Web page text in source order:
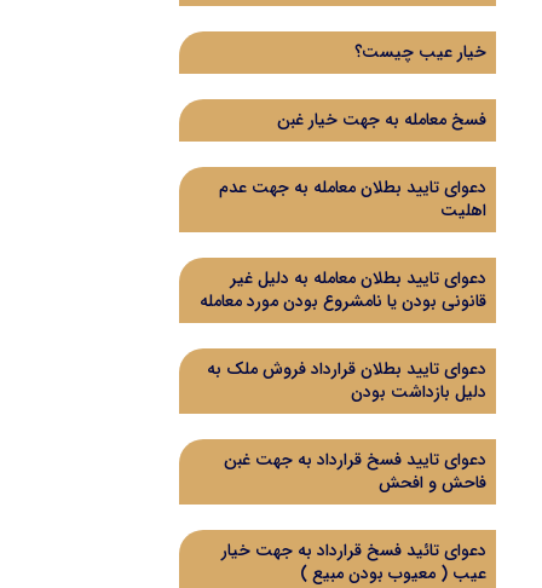
خیار عیب چیست؟
فسخ معامله به جهت خیار غبن
دعوای تایید بطلان معامله به جهت عدم
اهلیت
دعوای تایید بطلان معامله به دلیل غیر
قانونی بودن یا نامشروع بودن مورد معامله
دعوای تایید بطلان قرارداد فروش ملک به
دلیل بازداشت بودن
دعوای تایید فسخ قرارداد به جهت غبن
فاحش و افحش
دعوای تائید فسخ قرارداد به جهت خیار
عیب ( معیوب بودن مبیع )